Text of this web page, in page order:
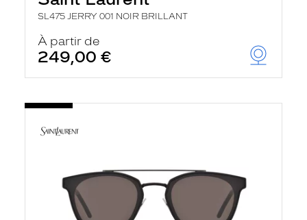
SL475 JERRY 001 NOIR BRILLANT
À partir de
249,00 €